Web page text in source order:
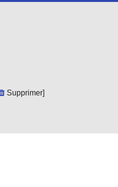
Supprimer]